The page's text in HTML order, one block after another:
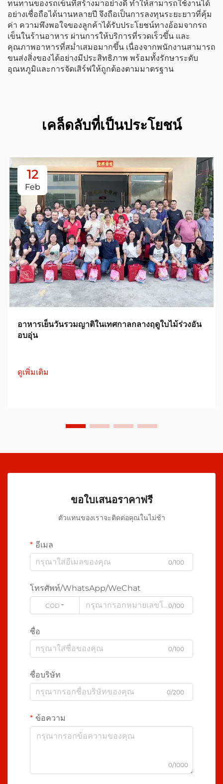
ทนทานของรถเข็นที่สร้างมาอย่างดี ทำให้สามารถใช้งานได้
อย่างเชื่อถือได้นานหลายปี จึงถือเป็นการลงทุนระยะยาวที่คุ้ม
ค่า ความพึงพอใจของลูกค้าได้รับประโยชน์ทางอ้อมจากรถ
เข็นในร้านอาหาร ผ่านการให้บริการที่รวดเร็วขึ้น และ
คุณภาพอาหารที่สม่ำเสมอมากขึ้น เนื่องจากพนักงานสามารถ
ขนส่งสิ่งของได้อย่างมีประสิทธิภาพ พร้อมทั้งรักษาระดับ
อุณหภูมิและการจัดเสิร์ฟให้ถูกต้องตามมาตรฐาน
เคล็ดลับที่เป็นประโยชน์
12
Feb
อาหารเย็นวันรวมญาติในเทศกาลกลางฤดูใบไม้ร่วงอัน
อบอุ่น
ดูเพิ่มเติม
ขอใบเสนอราคาฟรี
ตัวแทนของเราจะติดต่อคุณในไม่ช้า
อีเมล
0/100
โทรศัพท์/WhatsApp/WeChat
CODE 0/100
ชื่อ
0/100
ชื่อบริษัท
0/200
ข้อความ
0/1000